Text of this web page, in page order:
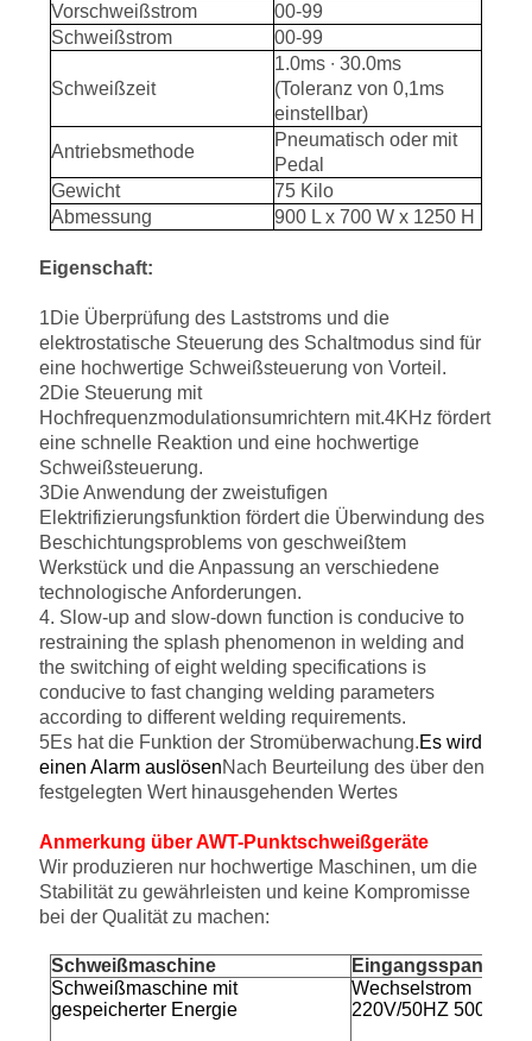
Vorschweißstrom
00-99
Schweißstrom
00-99
Schweißzeit
1.0ms ∙ 30.0ms
(Toleranz von 0,1ms
einstellbar)
Antriebsmethode
Pneumatisch oder mit
Pedal
Gewicht
75 Kilo
Abmessung
900 L x 700 W x 1250 H
Eigenschaft:
1Die Überprüfung des Laststroms und die
elektrostatische Steuerung des Schaltmodus sind für
eine hochwertige Schweißsteuerung von Vorteil.
2Die Steuerung mit
Hochfrequenzmodulationsumrichtern mit.4KHz fördert
eine schnelle Reaktion und eine hochwertige
Schweißsteuerung.
3Die Anwendung der zweistufigen
Elektrifizierungsfunktion fördert die Überwindung des
Beschichtungsproblems von geschweißtem
Werkstück und die Anpassung an verschiedene
technologische Anforderungen.
4. Slow-up and slow-down function is conducive to
restraining the splash phenomenon in welding and
the switching of eight welding specifications is
conducive to fast changing welding parameters
according to different welding requirements.
5Es hat die Funktion der Stromüberwachung.Es wird
einen Alarm auslösenNach Beurteilung des über den
festgelegten Wert hinausgehenden Wertes
Anmerkung über AWT-Punktschweißgeräte
Wir produzieren nur hochwertige Maschinen, um die
Stabilität zu gewährleisten und keine Kompromisse
bei der Qualität zu machen:
Schweißmaschine Eingangsspannung
Schweißmaschine mit
gespeicherter Energie
Wechselstrom
220V/50HZ 5000A